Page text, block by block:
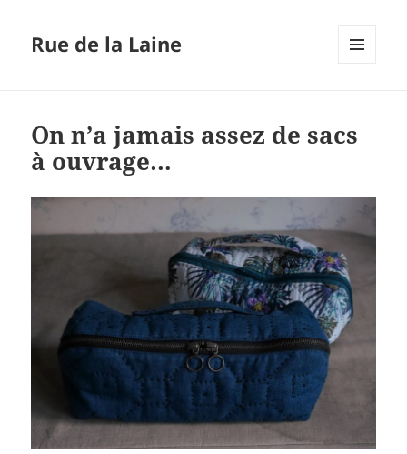
Rue de la Laine
On n’a jamais assez de sacs
à ouvrage…